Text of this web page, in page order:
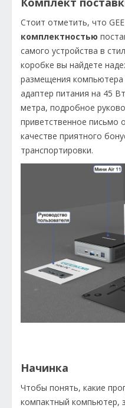
Стоит отметить, что
комплектностью
самого устройства в
коробке вы найдете
размещения компьютера
адаптер питания на 45
метра, подробное
приветственное письмо
качестве приятного
транспортировки.
Начинка
Чтобы понять, какие
компактный компьютер,